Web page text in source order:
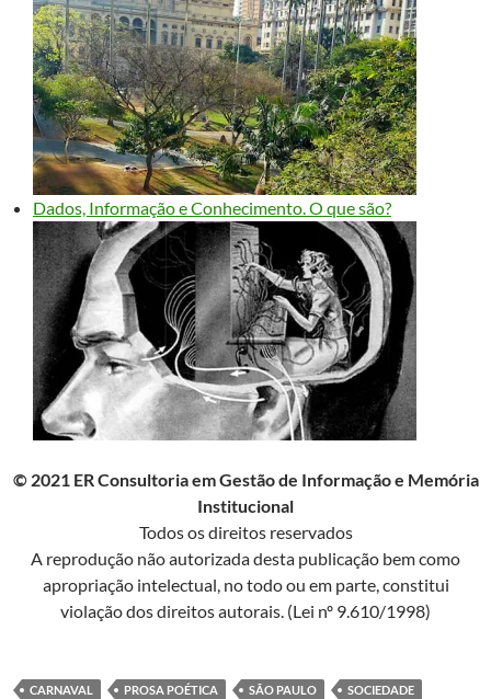
Dados, Informação e Conhecimento. O que são?
© 2021 ER Consultoria em Gestão de Informação e Memória
Institucional
Todos os direitos reservados
A reprodução não autorizada desta publicação bem como
apropriação intelectual, no todo ou em parte, constitui
violação dos direitos autorais. (Lei nº 9.610/1998)
CARNAVAL PROSA POÉTICA SÃO PAULO SOCIEDADE